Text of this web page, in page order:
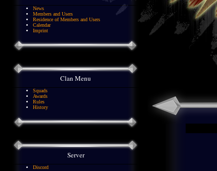
News
Members and Users
Residence of Members and Users
Calendar
Imprint
Clan Menu
Squads
Awards
Rules
History
Server
Discord